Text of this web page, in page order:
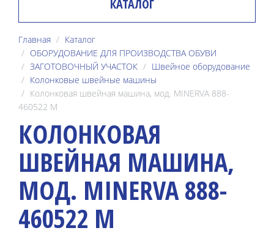
КАТАЛОГ
Главная
Каталог
ОБОРУДОВАНИЕ ДЛЯ ПРОИЗВОДСТВА ОБУВИ
ЗАГОТОВОЧНЫЙ УЧАСТОК
Швейное оборудование
Колонковые швейные машины
Колонковая швейная машина, мод. MINERVA 888-
460522 M
КОЛОНКОВАЯ
ШВЕЙНАЯ МАШИНА,
МОД. MINERVA 888-
460522 M